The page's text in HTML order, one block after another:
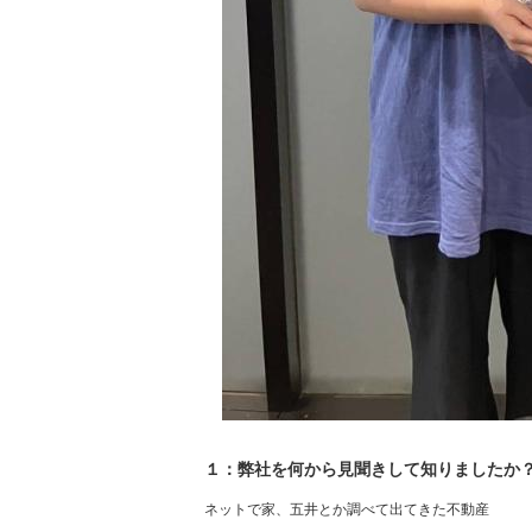
１：弊社を何から見聞きして知りましたか
ネットで家、五井とか調べて出てきた不動産